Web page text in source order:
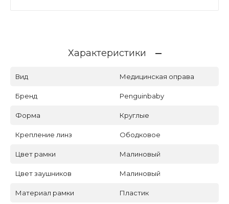
Характеристики
Вид Медицинская оправа
Бренд Penguinbaby
Форма Круглые
Крепление линз Ободковое
Цвет рамки Малиновый
Цвет заушников Малиновый
Материал рамки Пластик